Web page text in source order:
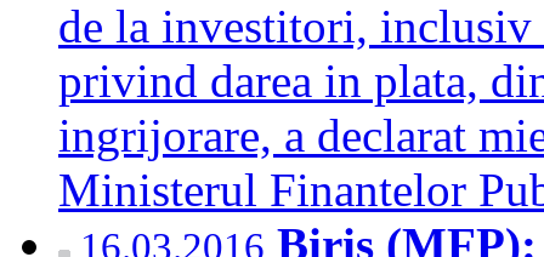
de la investitori,
privind darea in plata,
ingrijorare, a declarat
Ministerul Finantelor
16.03.2016 Biris